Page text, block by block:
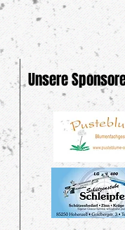
Unsere